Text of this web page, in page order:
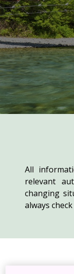
All
relevant
changing
always
Ngày